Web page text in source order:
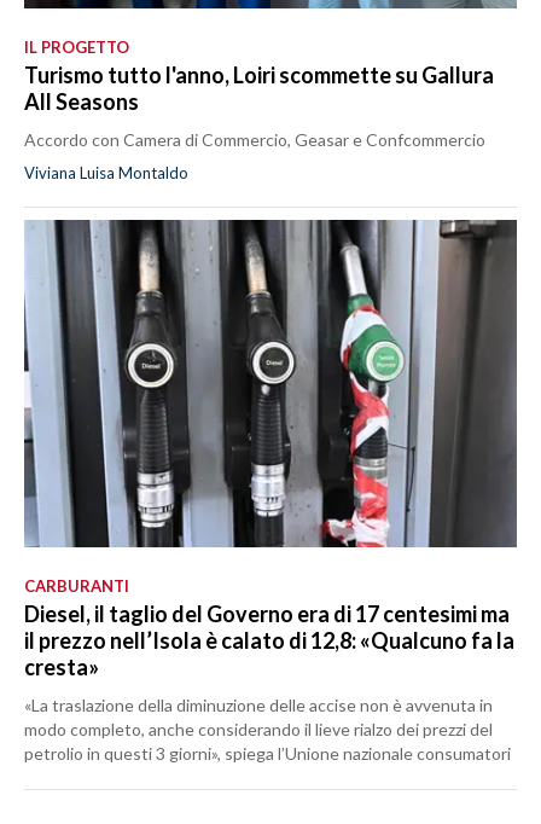
IL PROGETTO
Turismo tutto l'anno, Loiri scommette su Gallura
All Seasons
Accordo con Camera di Commercio, Geasar e Confcommercio
Viviana Luisa Montaldo
CARBURANTI
Diesel, il taglio del Governo era di 17 centesimi ma
il prezzo nell’Isola è calato di 12,8: «Qualcuno fa la
cresta»
«La traslazione della diminuzione delle accise non è avvenuta in
modo completo, anche considerando il lieve rialzo dei prezzi del
petrolio in questi 3 giorni», spiega l’Unione nazionale consumatori